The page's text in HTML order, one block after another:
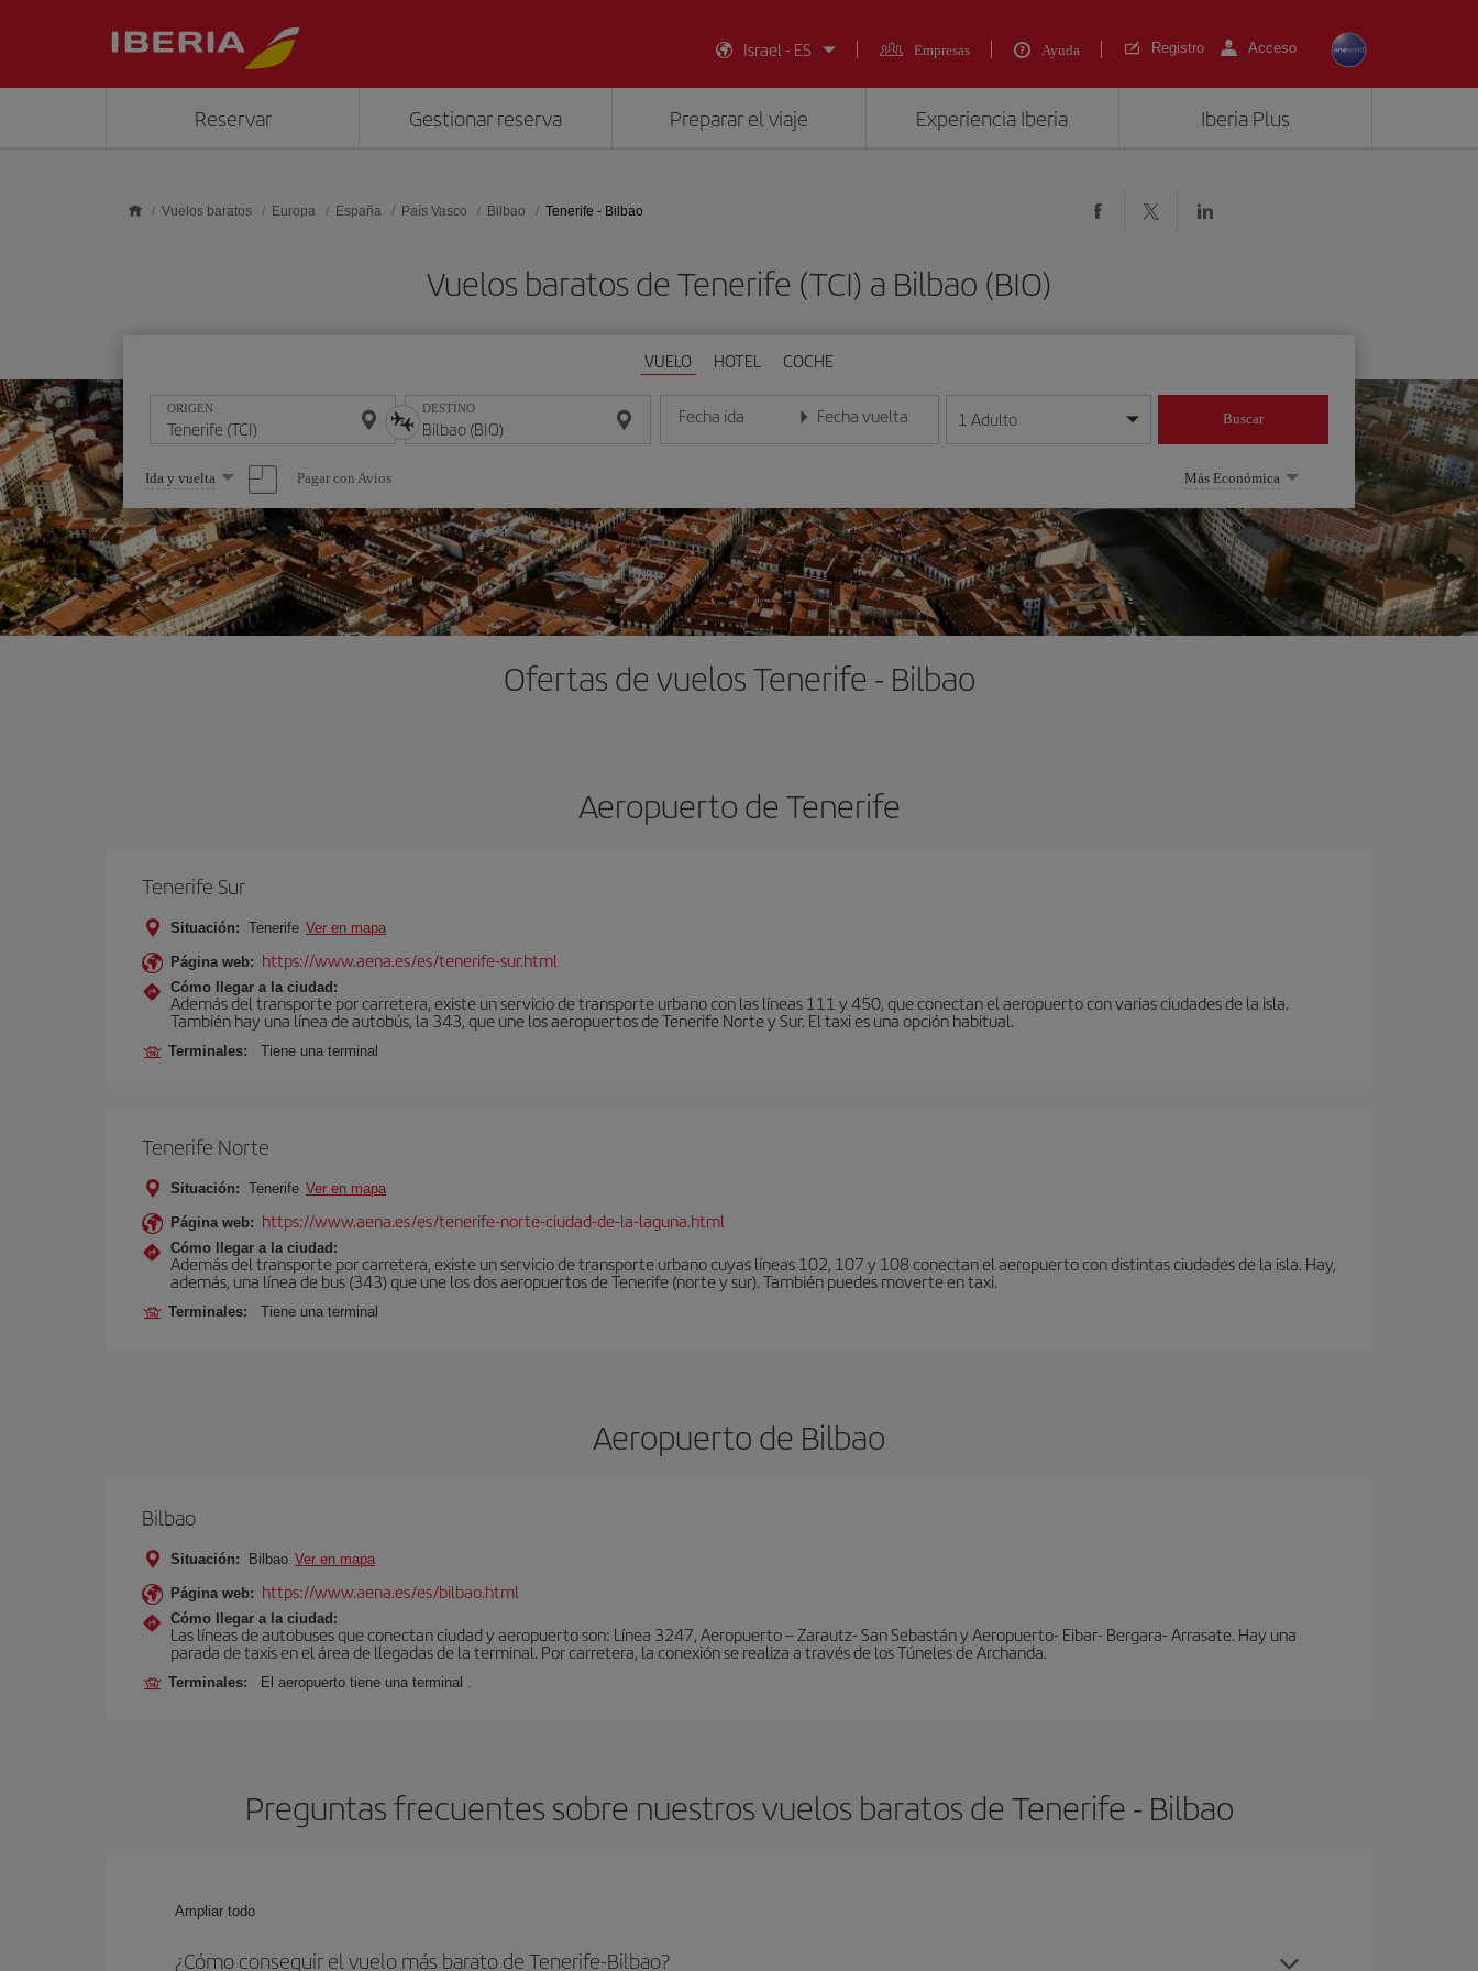
Israel - ES
Empresas Ayuda Registro Acceso
Reservar Gestionar reserva Preparar el viaje Experiencia Iberia Iberia Plus
Vuelos baratos Europa España País Vasco Bilbao Tenerife - Bilbao
Vuelos baratos de Tenerife (TCI) a Bilbao (BIO)
VUELO HOTEL COCHE
ORIGEN DESTINO Fecha ida
Introduce la fecha en formato día/mes/año
Fecha vuelta
Introduce la fecha en formato día/mes/año
1 Adulto Buscar
Seleccione
una
opción
Ida y vuelta Pagar con Avios Más Económica
Ofertas de vuelos Tenerife - Bilbao
Aeropuerto de Tenerife
Tenerife Sur
Situación: Tenerife Ver en mapa
Página web: https://www.aena.es/es/tenerife-sur.html
Cómo llegar a la ciudad:
Además del transporte por carretera, existe un servicio de transporte urbano con las líneas 111 y 450, que conectan el aeropuerto con varias ciudades de la isla.
También hay una línea de autobús, la 343, que une los aeropuertos de Tenerife Norte y Sur. El taxi es una opción habitual.
Terminales: Tiene una terminal
Tenerife Norte
Situación: Tenerife Ver en mapa
Página web: https://www.aena.es/es/tenerife-norte-ciudad-de-la-laguna.html
Cómo llegar a la ciudad:
Además del transporte por carretera, existe un servicio de transporte urbano cuyas líneas 102, 107 y 108 conectan el aeropuerto con distintas ciudades de la isla. Hay,
además, una línea de bus (343) que une los dos aeropuertos de Tenerife (norte y sur). También puedes moverte en taxi.
Terminales: Tiene una terminal
Aeropuerto de Bilbao
Bilbao
Situación: Bilbao Ver en mapa
Página web: https://www.aena.es/es/bilbao.html
Cómo llegar a la ciudad:
Las líneas de autobuses que conectan ciudad y aeropuerto son: Línea 3247, Aeropuerto – Zarautz- San Sebastán y Aeropuerto- Eibar- Bergara- Arrasate. Hay una
parada de taxis en el área de llegadas de la terminal. Por carretera, la conexión se realiza a través de los Túneles de Archanda.
Terminales: El aeropuerto tiene una terminal .
Preguntas frecuentes sobre nuestros vuelos baratos de Tenerife - Bilbao
Ampliar todo
¿Cómo conseguir el vuelo más barato de Tenerife-Bilbao?